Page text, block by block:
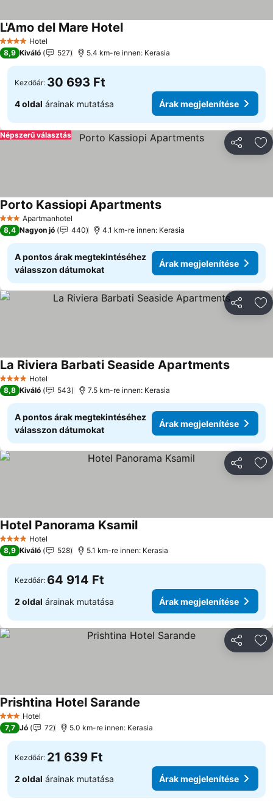
4 KategóriaHotel
L'Amo del Mare Hotel
8,9 Kiváló 527 5.4 km-re innen: Kerasia
Kezdőár: 30 693 Ft
4 oldal árainak mutatása Árak megjelenítése
Népszerű választás
3 KategóriaApartmanhotel
Porto Kassiopi Apartments
8,4 Nagyon jó 440 4.1 km-re innen: Kerasia
A pontos árak megtekintéséhez
válasszon dátumokat
Árak megjelenítése
4 KategóriaHotel
La Riviera Barbati Seaside Apartments
8,8 Kiváló 543 7.5 km-re innen: Kerasia
A pontos árak megtekintéséhez
válasszon dátumokat
Árak megjelenítése
4 KategóriaHotel
Hotel Panorama Ksamil
8,9 Kiváló 528 5.1 km-re innen: Kerasia
Kezdőár: 64 914 Ft
2 oldal árainak mutatása Árak megjelenítése
3 Kategória
Hotel
Prishtina Hotel Sarande
7,7 Jó 72 5.0 km-re innen: Kerasia
Kezdőár: 21 639 Ft
2 oldal árainak mutatása Árak megjelenítése